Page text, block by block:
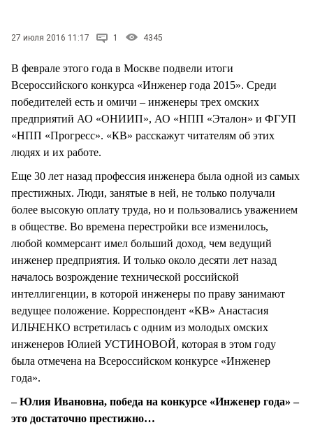
27 июля 2016 11:17 1 4345
В феврале этого года в Москве подвели итоги
Всероссийского конкурса «Инженер года 2015». Среди
победителей есть и омичи – инженеры трех омских
предприятий АО «ОНИИП», АО «НПП «Эталон» и ФГУП
«НПП «Прогресс». «КВ» расскажут читателям об этих
людях и их работе.
Еще 30 лет назад профессия инженера была одной из самых
престижных. Люди, занятые в ней, не только получали
более высокую оплату труда, но и пользовались уважением
в обществе. Во времена перестройки все изменилось,
любой коммерсант имел больший доход, чем ведущий
инженер предприятия. И только около десяти лет назад
началось возрождение технической российской
интеллигенции, в которой инженеры по праву занимают
ведущее положение. Корреспондент «КВ» Анастасия
ИЛЬЧЕНКО встретилась с одним из молодых омских
инженеров Юлией УСТИНОВОЙ, которая в этом году
была отмечена на Всероссийском конкурсе «Инженер
года».
– Юлия Ивановна, победа на конкурсе «Инженер года» –
это достаточно престижно…